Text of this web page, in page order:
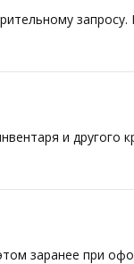
и другого
заранее при